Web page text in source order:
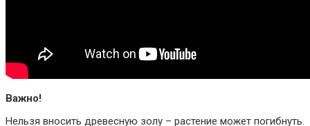
Важно!
Нельзя вносить древесную золу – растение может погибнуть.